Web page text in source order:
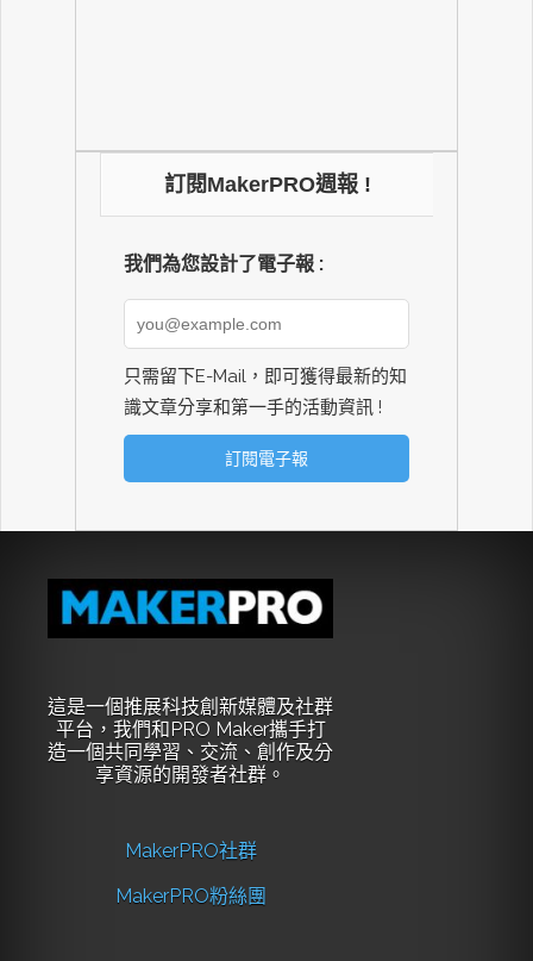
訂閱MakerPRO週報 !
我們為您設計了電子報 :
只需留下E-Mail，即可獲得最新的知
識文章分享和第一手的活動資訊 !
這是一個推展科技創新媒體及社群
平台，我們和PRO Maker攜手打
造一個共同學習、交流、創作及分
享資源的開發者社群。
MakerPRO社群
MakerPRO粉絲團